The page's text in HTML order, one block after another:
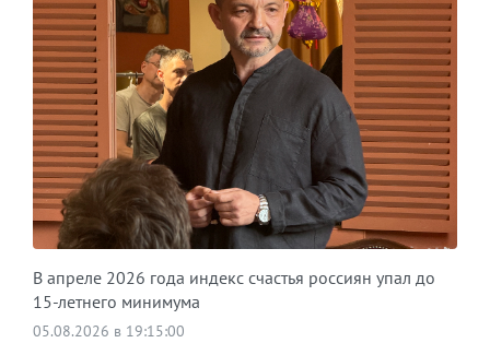
В апреле 2026 года индекс счастья россиян упал до
15-летнего минимума
05.08.2026 в 19:15:00